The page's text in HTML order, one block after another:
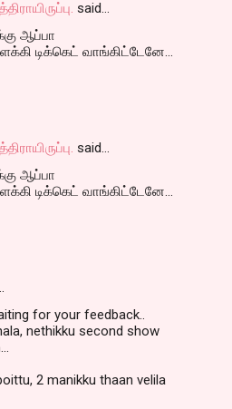
said…
ஆப்பா
டிக்கெட் வாங்கிட்டேனே...
said…
ஆப்பா
டிக்கெட் வாங்கிட்டேனே...
for your feedback..
nethikku second show
2 manikku thaan velila